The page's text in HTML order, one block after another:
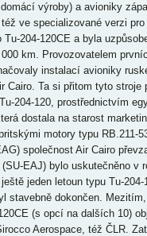
výroby) a avioniky
ve specializované verzi
Tu-204-120CE a byla
km. Provozovatelem
instalací avioniky
Cairo. Ta si přitom tyto
204-120, prostřednictvím
dostala na starost
motory typu RB.211-
společnost Air Cairo
(SU-EAJ) bylo uskutečněno v
jeden letoun typu Tu-
stavebně dokončen.
(s opcí na dalších 10)
Aerospace, též ČLR.